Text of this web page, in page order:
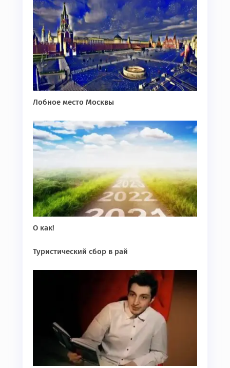
Лобное место Москвы
О как!
Туристический сбор в рай